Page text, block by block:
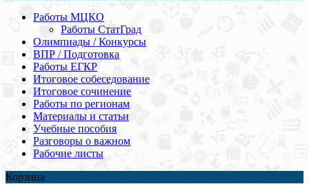
Работы МЦКО
Работы СтатГрад
Олимпиады / Конкурсы
ВПР / Подготовка
Работы ЕГКР
Итоговое собеседование
Итоговое сочинение
Работы по регионам
Материалы и статьи
Учебные пособия
Разговоры о важном
Рабочие листы
Корзина